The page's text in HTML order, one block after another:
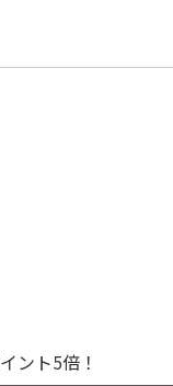
ント5倍！